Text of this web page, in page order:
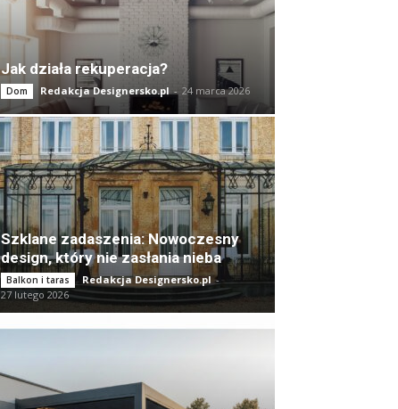
Jak działa rekuperacja?
Dom Redakcja Designersko.pl - 24 marca 2026
Szklane zadaszenia: Nowoczesny
design, który nie zasłania nieba
Balkon i taras Redakcja Designersko.pl -
27 lutego 2026